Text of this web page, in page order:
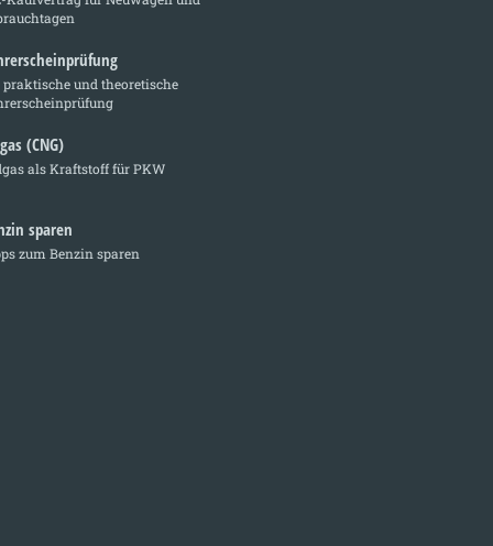
praktische und theoretische
(CNG)
als Kraftstoff für PKW
sparen
zum Benzin sparen